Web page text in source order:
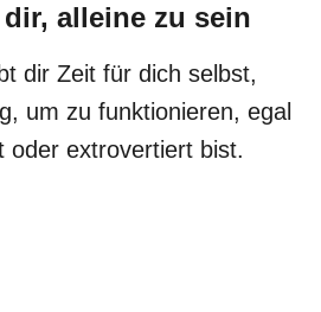
alleine zu sein
dir Zeit für dich selbst,
um zu funktionieren, egal
oder extrovertiert bist.